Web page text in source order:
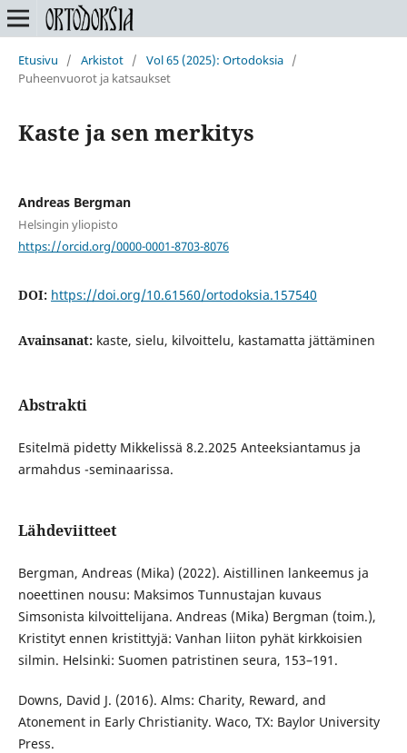
Etusivu / Arkistot / Vol 65 (2025): Ortodoksia /
Puheenvuorot ja katsaukset
Kaste ja sen merkitys
Andreas Bergman
Helsingin yliopisto
https://orcid.org/0000-0001-8703-8076
DOI: https://doi.org/10.61560/ortodoksia.157540
Avainsanat: kaste, sielu, kilvoittelu, kastamatta jättäminen
Abstrakti
Esitelmä pidetty Mikkelissä 8.2.2025 Anteeksiantamus ja
armahdus -seminaarissa.
Lähdeviitteet
Bergman, Andreas (Mika) (2022). Aistillinen lankeemus ja
noeettinen nousu: Maksimos Tunnustajan kuvaus
Simsonista kilvoittelijana. Andreas (Mika) Bergman (toim.),
Kristityt ennen kristittyjä: Vanhan liiton pyhät kirkkoisien
silmin. Helsinki: Suomen patristinen seura, 153–191.
Downs, David J. (2016). Alms: Charity, Reward, and
Atonement in Early Christianity. Waco, TX: Baylor University
Press.